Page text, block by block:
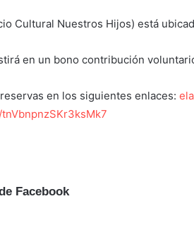
Cultural Nuestros Hijos) está
en un bono contribución
en los siguientes enlaces:
Facebook